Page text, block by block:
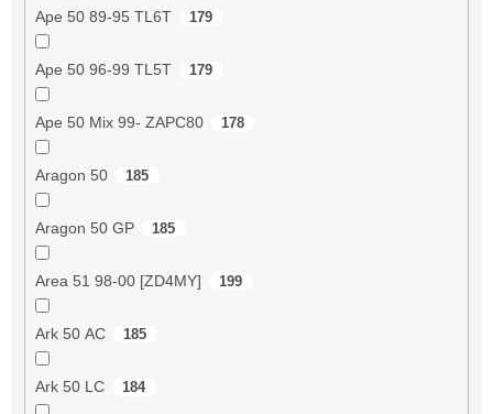
Ape 50 89-95 TL6T 179
Ape 50 96-99 TL5T 179
Ape 50 Mix 99- ZAPC80 178
Aragon 50 185
Aragon 50 GP 185
Area 51 98-00 [ZD4MY] 199
Ark 50 AC 185
Ark 50 LC 184